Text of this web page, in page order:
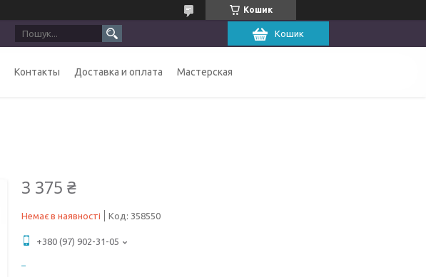
Кошик
Кошик
Контакты Доставка и оплата Мастерская
3 375 ₴
Немає в наявності Код: 358550
+380 (97) 902-31-05